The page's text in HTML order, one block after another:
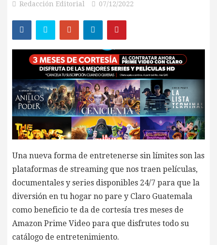
Redacción Editorial 07/12/2022
Una nueva forma de entretenerse sin límites son las
plataformas de streaming que nos traen películas,
documentales y series disponibles 24/7 para que la
diversión en tu hogar no pare y Claro Guatemala
como beneficio te da de cortesía tres meses de
Amazon Prime Video para que disfrutes todo su
catálogo de entretenimiento.